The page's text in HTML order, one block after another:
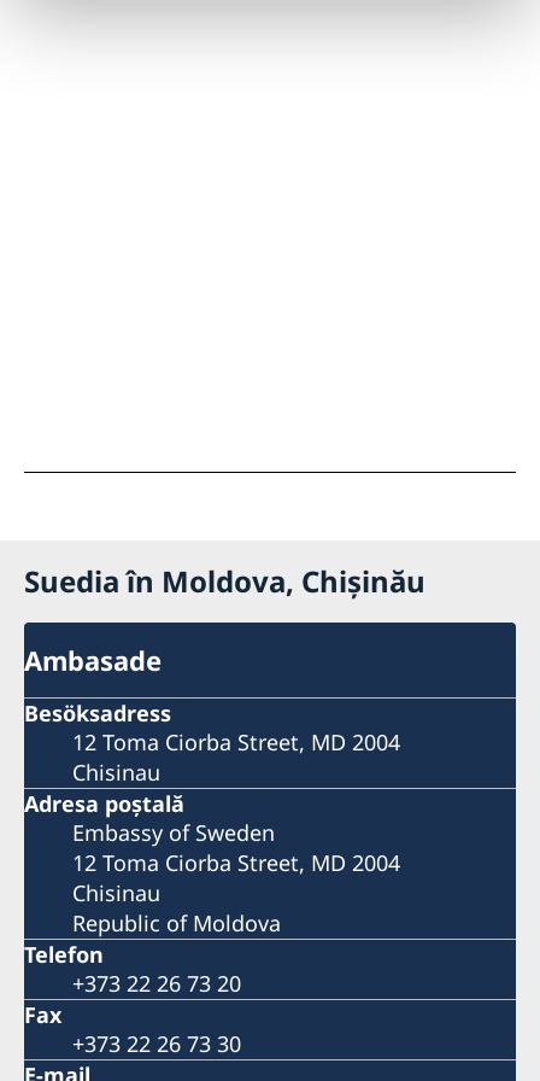
Suedia în Moldova, Chișinău
Ambasade
Besöksadress
12 Toma Ciorba Street, MD 2004
Chisinau
Adresa poştală
Embassy of Sweden
12 Toma Ciorba Street, MD 2004
Chisinau
Republic of Moldova
Telefon
+373 22 26 73 20
Fax
+373 22 26 73 30